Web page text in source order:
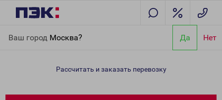
Ваш город Москва? Да Нет
(Вытегорский р-н)
Рассчитать и заказать перевозку